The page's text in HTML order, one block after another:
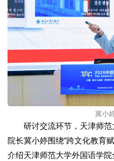
冀小
研讨交流环节，天津师范
院长冀小婷围绕“跨文化教育
介绍天津师范大学外国语学